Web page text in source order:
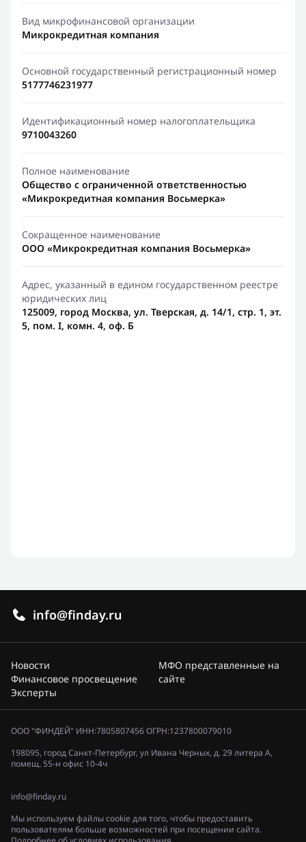
Вид микрофинансовой организации
Микрокредитная компания
Основной государственный регистрационный номер
5177746231977
Идентификационный номер налогоплательщика
9710043260
Полное наименование
Общество с ограниченной ответственностью
«Микрокредитная компания Восьмерка»
Сокращенное наименование
ООО «Микрокредитная компания Восьмерка»
Адрес, указанный в едином государственном реестре
юридических лиц
125009, город Москва, ул. Тверская, д. 14/1, стр. 1, эт.
5, пом. I, комн. 4, оф. Б
info@finday.ru
Новости
Финансовое просвещение
Эксперты
МФО представленные на
сайте
ООО "ФИНДЕЙ" ИНН:7805807456 ОГРН:1237800079010
198095, город Санкт-Петербург, ул Ивана Черных, д. 29 литера А,
помещ. 55-н офис 10-4ч
info@finday.ru
Мы используем файлы cookie для того, чтобы предоставить
пользователям больше возможностей при посещении сайта.